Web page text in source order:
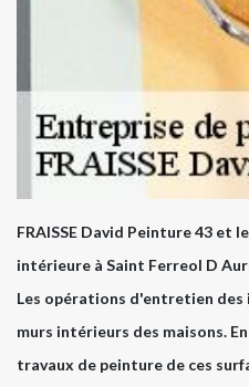
FRAISSE David Peinture 43 et
intérieure à Saint Ferreol D
Les opérations d'entretien des
murs intérieurs des maisons.
travaux de peinture de ces